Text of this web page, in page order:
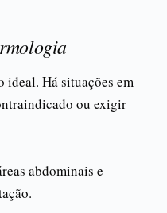
ideal. Há situações em
ou exigir
abdominais e